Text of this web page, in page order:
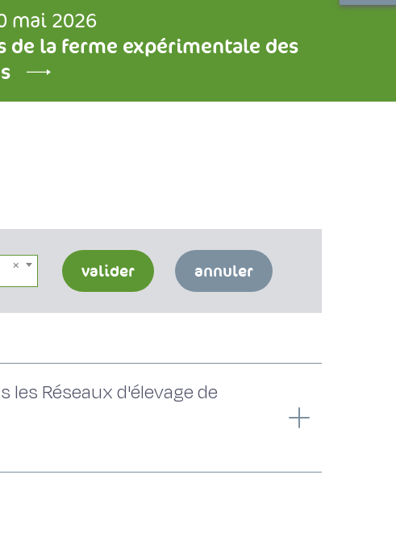
mai 2026
de la ferme expérimentale des
valider annuler
Réseaux d'élevage de